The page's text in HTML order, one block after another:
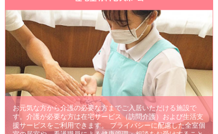
お元気な方から介護の必要な方までご入居いただける施設で
す。介護が必要な方は在宅サービス（訪問介護）および生活支
援サービスをご利用できます。 プライバシーに配慮した全室個